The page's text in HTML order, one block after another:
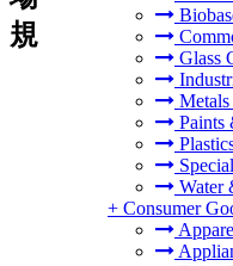
Glass
Paints
Water
+ Consumer
規